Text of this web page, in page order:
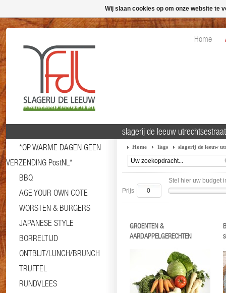
Home
*OP WARME DAGEN GEEN
VERZENDING PostNL*
BBQ
AGE YOUR OWN COTE
WORSTEN & BURGERS
JAPANESE STYLE
BORRELTIJD
ONTBIJT/LUNCH/BRUNCH
TRUFFEL
RUNDVLEES
slagerij de leeuw
Home Tags slagerij de leeuw
Stel hier uw budget
Prijs
GROENTEN &
AARDAPPELGERECHTEN
Wij slaan cookies op om onze website te